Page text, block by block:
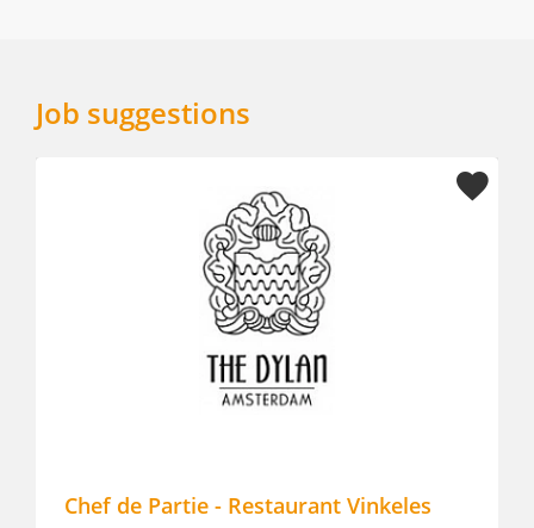
Job suggestions
Chef de Partie - Restaurant Vinkeles